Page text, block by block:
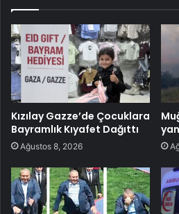
Kızılay Gazze’de Çocuklara
Bayramlık Kıyafet Dağıttı
Ağustos 8, 2026